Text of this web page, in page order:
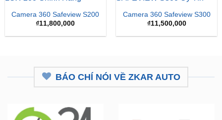
Camera 360 Safeview S200
₫11,800,000
Camera 360 Safeview S300
₫11,500,000
BÁO CHÍ NÓI VỀ ZKAR AUTO